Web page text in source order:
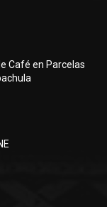
Café en Parcelas